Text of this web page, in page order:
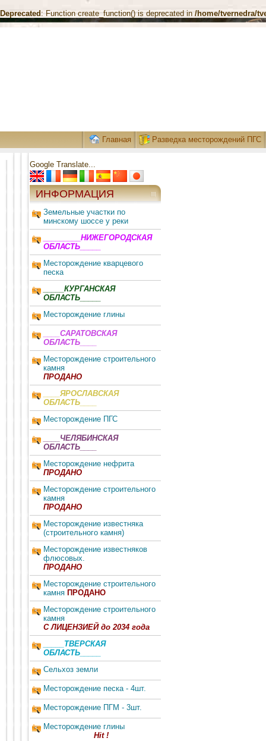
Deprecated : Function create_function() is deprecated in /home/tvernedra/
Главная Разведка месторождений ПГС
Google Translate...
ИНФОРМАЦИЯ
Земельные участки по
минскому шоссе у реки
_________НИЖЕГОРОДСКАЯ
ОБЛАСТЬ_____
Месторождение кварцевого
песка
_____КУРГАНСКАЯ
ОБЛАСТЬ_____
Месторождение глины
____САРАТОВСКАЯ
ОБЛАСТЬ____
Месторождение строительного
камня
ПРОДАНО
____ЯРОСЛАВСКАЯ
ОБЛАСТЬ____
Месторождение ПГС
____ЧЕЛЯБИНСКАЯ
ОБЛАСТЬ____
Месторождение нефрита
ПРОДАНО
Месторождение строительного
камня
ПРОДАНО
Месторождение известняка
(строительного камня)
Месторождение известняков
флюсовых.
ПРОДАНО
Месторождение строительного
камня ПРОДАНО
Месторождение строительного
камня
С ЛИЦЕНЗИЕЙ до 2034 года
_____ТВЕРСКАЯ
ОБЛАСТЬ_____
Сельхоз земли
Месторождение песка - 4шт.
Месторождение ПГМ - 3шт.
Месторождение глины
Hit !